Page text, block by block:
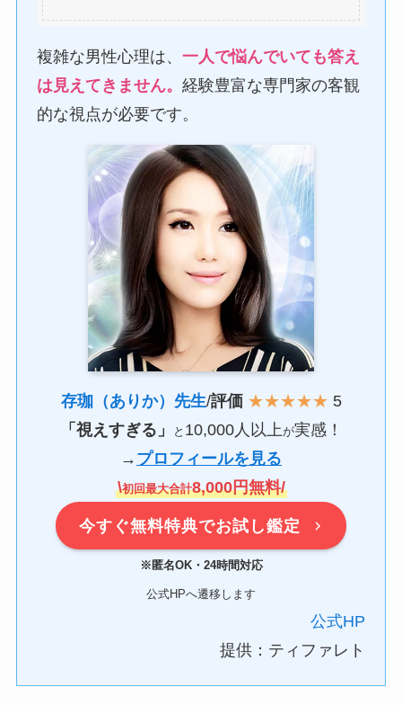
複雑な男性心理は、一人で悩んでいても答え
は見えてきません。経験豊富な専門家の客観
的な視点が必要です。
存珈（ありか）先生/評価 ★★★★★ 5
「視えすぎる」
と 10,000人以上が実感！
→ プロフィールを見る
\初回最大合計8,000円無料/
今すぐ無料特典でお試し鑑定
※匿名OK・24時間対応
公式HPへ遷移します
公式HP
提供：ティファレト